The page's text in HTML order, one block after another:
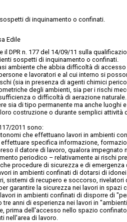
di inquinamento o confinati.
Edile
il DPR n. 177 del 14/09/11 sulla
sospetti di inquinamento o confinati.
ambiente che abbia difficoltà di
e lavoratori e al cui interno si
(sia in presenza di agenti chimici
degli ambienti, sia per i rischi
o difficoltà di aerazione naturale.
sia di tipo permanente ma anche luoghi
costruzione o durante semplici attività
2011 sono:
che effettuano lavori in ambienti
specifica informazione,
il datore di lavoro, qualora impegnato
periodico – relativamente ai rischi
procedure di sicurezza e di emergenza
in ambienti confinati di dotarsi di idonei
sistemi di recupero e soccorso, rivelatori
garantire la sicurezza nei lavori in spazi
in ambienti confinati di disporre di
anni di esperienza nei lavori in
prima dell'accesso nello spazio
nell'area di lavoro.